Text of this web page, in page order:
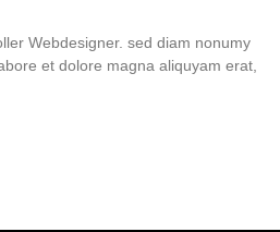
Webdesigner. sed diam nonumy
et dolore magna aliquyam erat,